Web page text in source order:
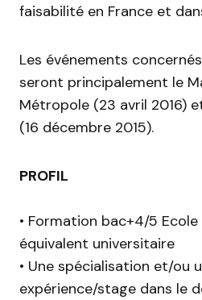
faisabilité en France et
Les événements
seront principalement le
Métropole (23 avril 2016)
(16 décembre 2015).
PROFIL
• Formation bac+4/5
équivalent universitaire
• Une spécialisation et/ou
expérience/stage dans le